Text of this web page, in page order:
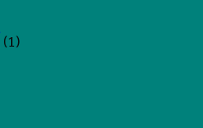
(1)